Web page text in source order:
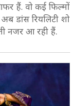
हैं. वो कई फिल्मों
डांस रियलिटी शो
नजर आ रही हैं.